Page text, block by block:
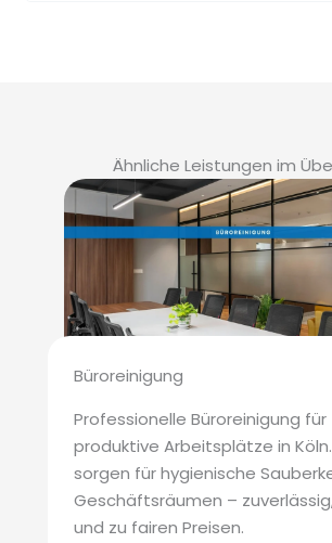
Ähnliche Leistungen im
Büroreinigung
Professionelle Büroreinigung für
produktive Arbeitsplätze in
sorgen für hygienische
Geschäftsräumen –
und zu fairen Preisen.